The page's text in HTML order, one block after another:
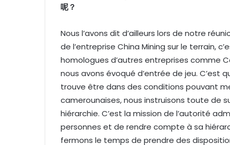
呢？
Nous l’avons dit d’ailleurs lors de notre
de l’entreprise China Mining sur le terrain,
homologues d’autres entreprises comme
nous avons évoqué d’entrée de jeu. C’est
trouve être dans des conditions pouvant
camerounaises, nous instruisons toute de
hiérarchie. C’est la mission de l’autorité
personnes et de rendre compte à sa
fermons le temps de prendre des